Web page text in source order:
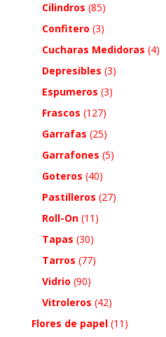
Cilindros (85)
Confitero (3)
Cucharas Medidoras (4)
Depresibles (3)
Espumeros (3)
Frascos (127)
Garrafas (25)
Garrafones (5)
Goteros (40)
Pastilleros (27)
Roll-On (11)
Tapas (30)
Tarros (77)
Vidrio (90)
Vitroleros (42)
Flores de papel (11)